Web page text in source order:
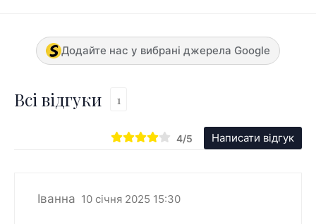
Додайте нас у вибрані джерела Google
Всі відгуки 1
4/5 Написати відгук
Іванна 10 січня 2025 15:30